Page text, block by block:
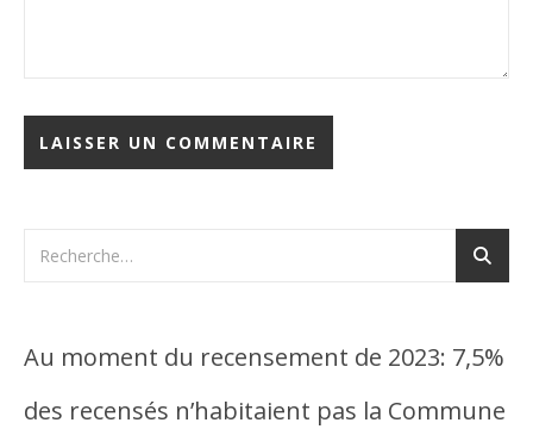
Au moment du recensement de 2023: 7,5%
des recensés n’habitaient pas la Commune